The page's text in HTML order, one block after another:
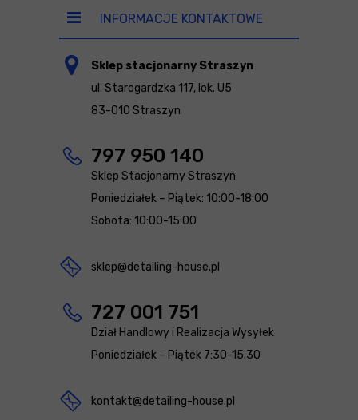
INFORMACJE KONTAKTOWE
Sklep stacjonarny Straszyn
ul. Starogardzka 117, lok. U5
83-010 Straszyn
797 950 140
Sklep Stacjonarny Straszyn
Poniedziałek – Piątek: 10:00-18:00
Sobota: 10:00-15:00
sklep@detailing-house.pl
727 001 751
Dział Handlowy i Realizacja Wysyłek
Poniedziałek – Piątek 7:30-15.30
kontakt@detailing-house.pl